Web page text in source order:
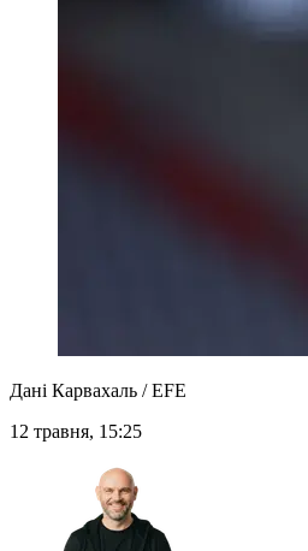
Дані Карвахаль / EFE
12 травня, 15:25